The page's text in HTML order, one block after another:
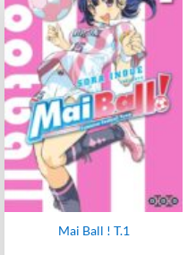
Ajouter
à la
wishlist
Mai Ball ! T.1